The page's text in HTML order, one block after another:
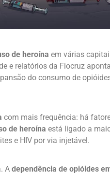
de heroína em várias
e relatórios da Fiocruz
do consumo de
com mais frequência: há
de heroína está ligado a
e HIV por via injetável.
A dependência de opióides